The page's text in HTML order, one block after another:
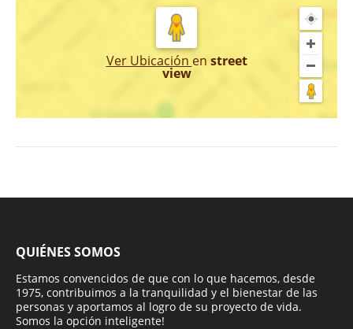
Ver Ubicación en street
view
QUIÉNES SOMOS
Estamos convencidos de que con lo que hacemos, desde
1975, contribuimos a la tranquilidad y el bienestar de las
personas y aportamos al logro de su proyecto de vida.
Somos la opción inteligente!